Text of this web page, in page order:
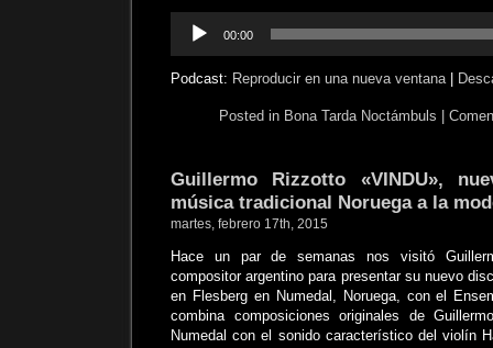
audio
00:00
Podcast: Reproducir en una nueva ventana|
Posted in Bona Tarda Noctámbuls
Guillermo Rizzotto «VINDU»,
música tradicional Noruega a la
martes, febrero 17th, 2015
Hace un par de semanas nos visitó
compositor argentino para presentar su nuevo
en Flesberg en Numedal, Noruega, con el
combina composiciones originales de
Numedal con el sonido característico del violín